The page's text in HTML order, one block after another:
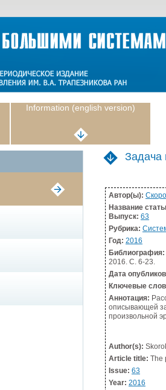
Information (english version)
Задача
Автор(ы):
Название
Выпуск: 63
Рубрика:
Год: 2016
Библиография:
2016. С. 6-23.
Дата
Ключевые
Аннотация:
описывающей
произвольной
Author(s):
Article title: The
Issue: 63
Year: 2016